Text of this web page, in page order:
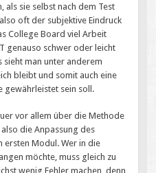
als sie selbst nach dem Test
oft der subjektive Eindruck
College Board viel Arbeit
genauso schwer oder leicht
sieht man unter anderem
bleibt und somit auch eine
gewährleistet sein soll.
vor allem über die Methode
die Anpassung des
ersten Modul. Wer in die
möchte, muss gleich zu
wenig Fehler machen, denn